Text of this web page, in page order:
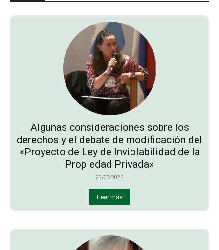
Algunas consideraciones sobre los
derechos y el debate de modificación del
«Proyecto de Ley de Inviolabilidad de la
Propiedad Privada»
23/07/2026
Leer más